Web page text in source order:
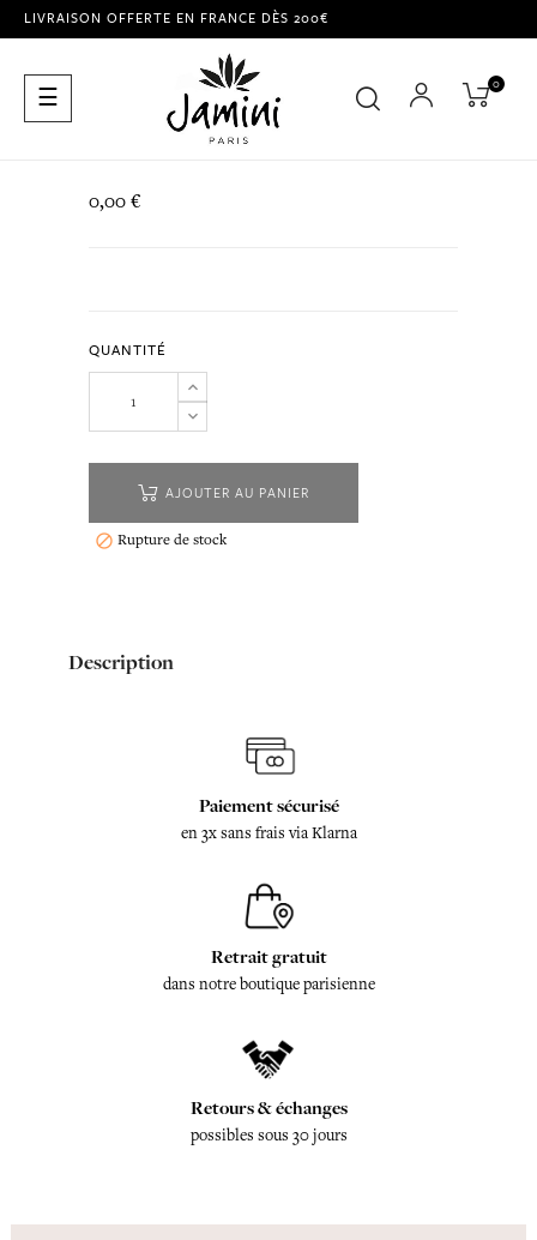
LIVRAISON OFFERTE EN FRANCE DÈS 200€
Basculer
la
☰ 0
0,00 €
QUANTITÉ
AJOUTER AU PANIER
 Rupture de stock
Description
Paiement sécurisé
en 3x sans frais via Klarna
Retrait gratuit
dans notre boutique parisienne
Retours & échanges
possibles sous 30 jours